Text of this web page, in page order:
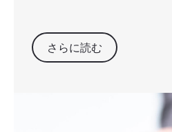
さらに読む